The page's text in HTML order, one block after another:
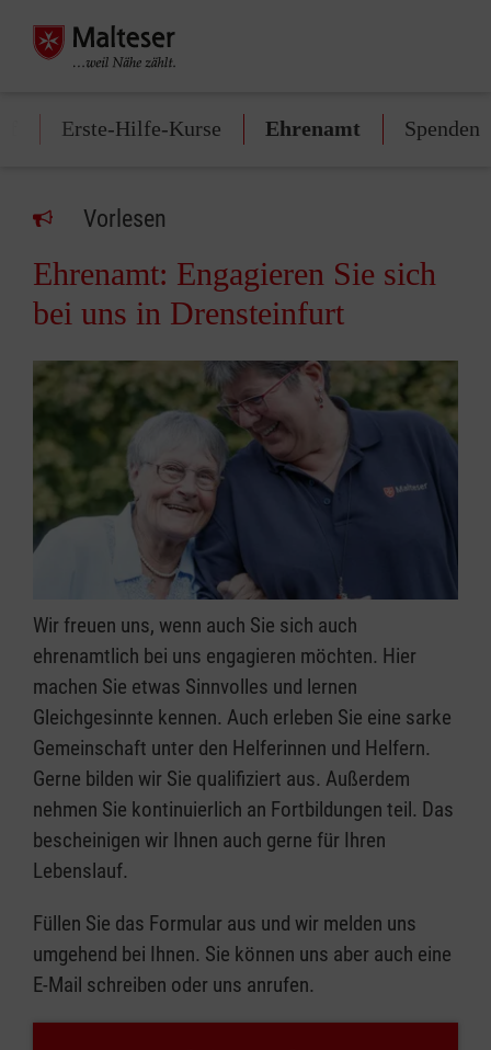
Erste-Hilfe-Kurse Ehrenamt Spenden
Vorlesen
Ehrenamt: Engagieren Sie sich
bei uns in Drensteinfurt
Wir freuen uns, wenn auch Sie sich auch
ehrenamtlich bei uns engagieren möchten. Hier
machen Sie etwas Sinnvolles und lernen
Gleichgesinnte kennen. Auch erleben Sie eine sarke
Gemeinschaft unter den Helferinnen und Helfern.
Gerne bilden wir Sie qualifiziert aus. Außerdem
nehmen Sie kontinuierlich an Fortbildungen teil. Das
bescheinigen wir Ihnen auch gerne für Ihren
Lebenslauf.
Füllen Sie das Formular aus und wir melden uns
umgehend bei Ihnen. Sie können uns aber auch eine
E-Mail schreiben oder uns anrufen.